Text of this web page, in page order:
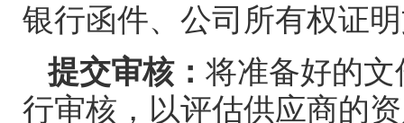
银行函件、公司所有权证
提交审核： 将准备好的
行审核，以评估供应商的